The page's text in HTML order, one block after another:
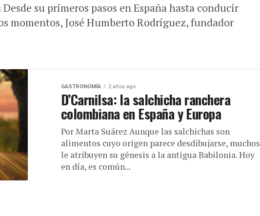
su primeros pasos en España hasta conducir
momentos, José Humberto Rodríguez, fundador
GASTRONOMÍA 2 años ago
D’Carnilsa: la salchicha ranchera
colombiana en España y Europa
Por Marta Suárez Aunque las salchichas son
alimentos cuyo origen parece desdibujarse, muchos
le atribuyen su génesis a la antigua Babilonia. Hoy
en día, es común...